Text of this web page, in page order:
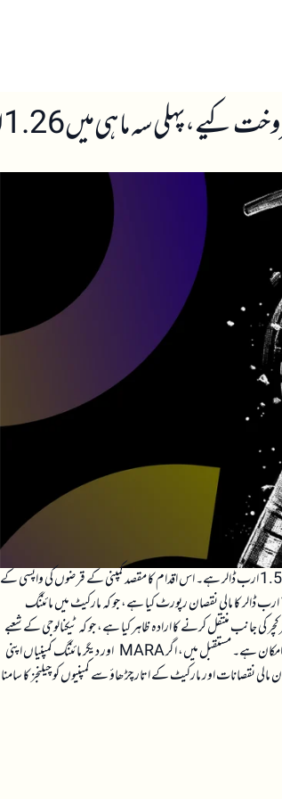
مائننگ کمپنی MARA نے حال ہی میں اپنے بٹ کوائن ہولڈنگز کی بڑی مقدار فروخت کی ہے، جس کی مالیت تقریباً 1.5 ارب ڈالر ہے۔ اس اقدام کا مقصد کمپنی کے قرضوں کی واپسی کے
لیے فنڈز اکٹھا کرنا اور ایک پاور پلانٹ کی خریداری کے لیے سرمایہ حاصل کرنا ہے۔ MARA نے اپنی پہلی سہ ماہی میں 1.26 ارب ڈالر کا مالی نقصان رپورٹ کیا ہے، جو کہ مارکیٹ میں مائننگ
جانب منتقل کرنے کا ارادہ ظاہر کیا ہے، جو کہ ٹیکنالوجی کے شعبے
میں ایک اہم رجحان بن چکا ہے۔ اس فیصلے سے مارکیٹ میں مائننگ سیکٹر کی سمت اور سرمایہ کاری کی حکمت عملیوں پر اثر پڑنے کا امکان ہے۔ مستقبل میں، اگر MARA اور دیگر مائننگ کمپنیاں اپنی
نقصانات اور مارکیٹ کے اتار چڑھاؤ سے کمپنیوں کو چیلنجز کا سامنا